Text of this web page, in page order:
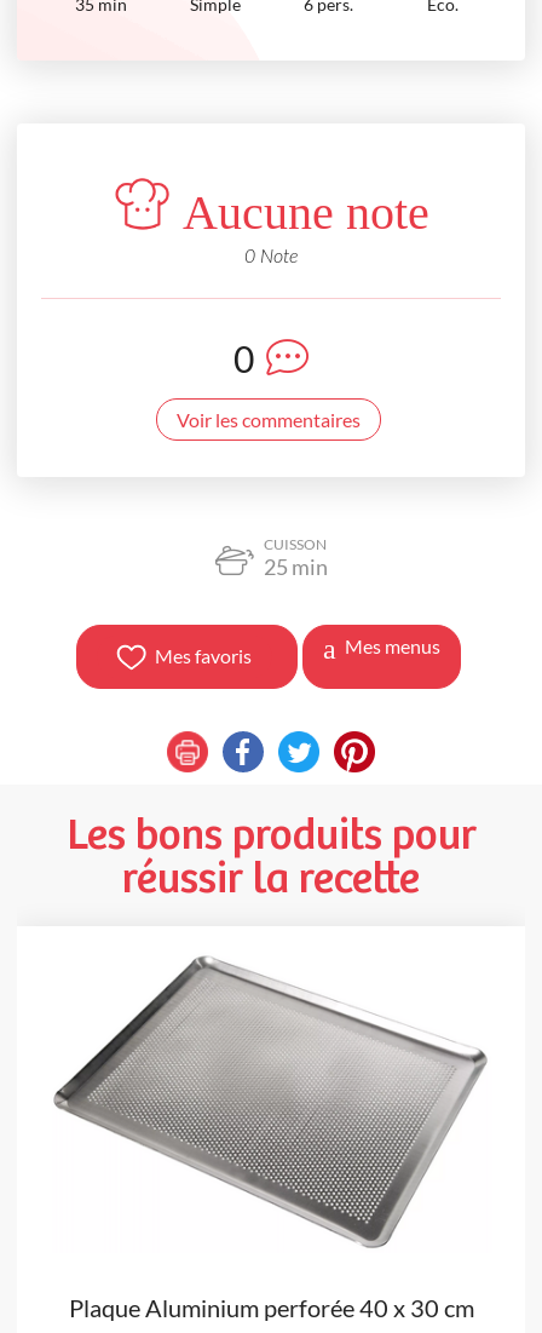
35 min Simple 6 pers. Eco.
Aucune note
0 Note
0
Voir les commentaires
CUISSON
25 min
Mes favoris Mes menus
Les bons produits pour
réussir la recette
Plaque Aluminium perforée 40 x 30 cm